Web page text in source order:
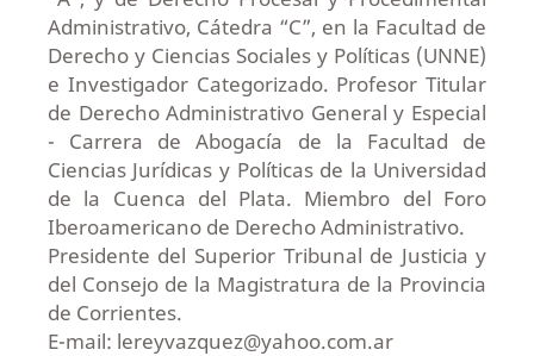
Administrativo, Cátedra “C”, en la Facultad de
Derecho y Ciencias Sociales y Políticas (UNNE)
e Investigador Categorizado. Profesor Titular
de Derecho Administrativo General y Especial
- Carrera de Abogacía de la Facultad de
Ciencias Jurídicas y Políticas de la Universidad
de la Cuenca del Plata. Miembro del Foro
Iberoamericano de Derecho Administrativo.
Presidente del Superior Tribunal de Justicia y
del Consejo de la Magistratura de la Provincia
de Corrientes.
E-mail: lereyvazquez@yahoo.com.ar